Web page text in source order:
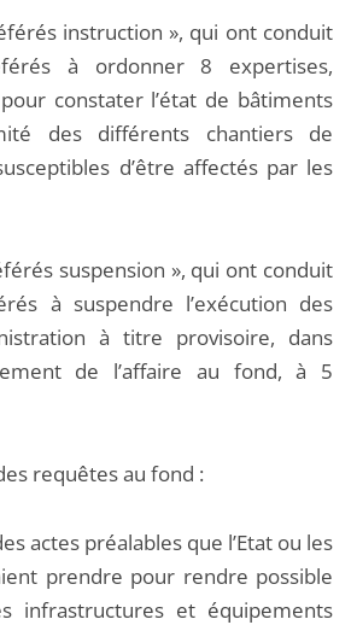
instruction », qui ont conduit
à ordonner 8 expertises,
constater l’état de bâtiments
des différents chantiers de
d’être affectés par les
suspension », qui ont conduit
à suspendre l’exécution des
à titre provisoire, dans
de l’affaire au fond, à 5
requêtes au fond :
actes préalables que l’Etat ou les
prendre pour rendre possible
infrastructures et équipements